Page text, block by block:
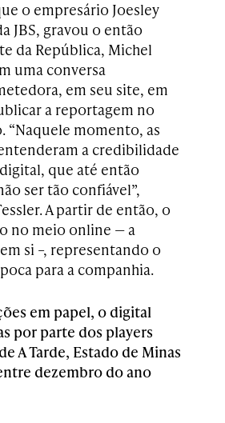
o empresário Joesley
JBS, gravou o então
da República, Michel
uma conversa
em seu site, em
a reportagem no
“Naquele momento, as
a credibilidade
que até então
ser tão confiável”,
A partir de então, o
no meio online — a
si –, representando o
para a companhia.
em papel, o digital
por parte dos players
A Tarde, Estado de Minas
dezembro do ano